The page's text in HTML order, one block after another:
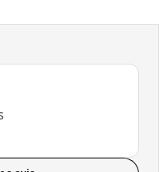
Nombre total d’avis: 1